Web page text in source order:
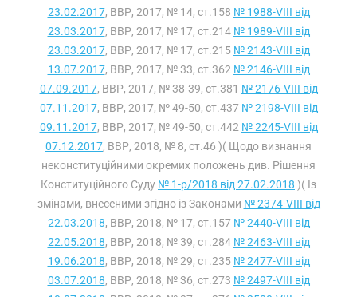
23.02.2017, ВВР, 2017, № 14, ст.158 № 1988-VIII від
23.03.2017, ВВР, 2017, № 17, ст.214 № 1989-VIII від
23.03.2017, ВВР, 2017, № 17, ст.215 № 2143-VIII від
13.07.2017, ВВР, 2017, № 33, ст.362 № 2146-VIII від
07.09.2017, ВВР, 2017, № 38-39, ст.381 № 2176-VIII від
07.11.2017, ВВР, 2017, № 49-50, ст.437 № 2198-VIII від
09.11.2017, ВВР, 2017, № 49-50, ст.442 № 2245-VIII від
07.12.2017, ВВР, 2018, № 8, ст.46 )( Щодо визнання
неконституційними окремих положень див. Рішення
Конституційного Суду № 1-р/2018 від 27.02.2018 )( Із
змінами, внесеними згідно із Законами № 2374-VIII від
22.03.2018, ВВР, 2018, № 17, ст.157 № 2440-VIII від
22.05.2018, ВВР, 2018, № 39, ст.284 № 2463-VIII від
19.06.2018, ВВР, 2018, № 29, ст.235 № 2477-VIII від
03.07.2018, ВВР, 2018, № 36, ст.273 № 2497-VIII від